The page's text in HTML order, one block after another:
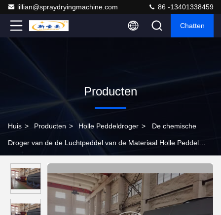
lillian@spraydryingmachine.com 86 -13401338459
Chatten
Producten
Huis > Producten > Holle Peddeldroger > De chemische
Droger van de de Luchtpeddel van de Materiaal Holle Peddel